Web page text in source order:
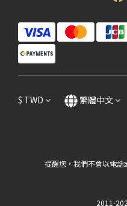
$ TWD 繁體中文
提醒您，我們不會以電話
2011-